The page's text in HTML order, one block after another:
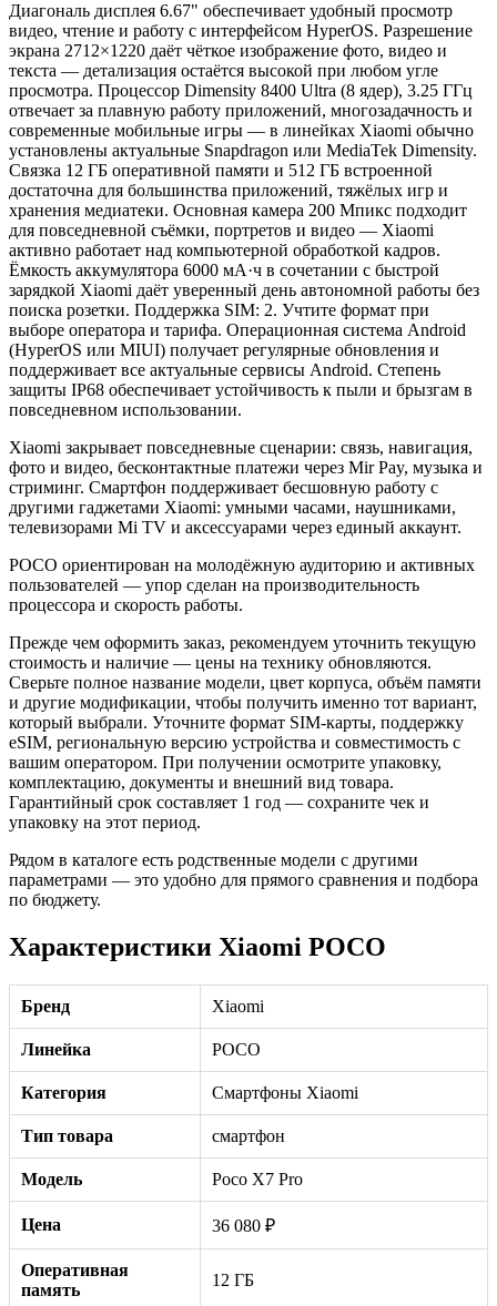
Диагональ дисплея 6.67" обеспечивает удобный просмотр
видео, чтение и работу с интерфейсом HyperOS. Разрешение
экрана 2712×1220 даёт чёткое изображение фото, видео и
текста — детализация остаётся высокой при любом угле
просмотра. Процессор Dimensity 8400 Ultra (8 ядер), 3.25 ГГц
отвечает за плавную работу приложений, многозадачность и
современные мобильные игры — в линейках Xiaomi обычно
установлены актуальные Snapdragon или MediaTek Dimensity.
Связка 12 ГБ оперативной памяти и 512 ГБ встроенной
достаточна для большинства приложений, тяжёлых игр и
хранения медиатеки. Основная камера 200 Мпикс подходит
для повседневной съёмки, портретов и видео — Xiaomi
активно работает над компьютерной обработкой кадров.
Ёмкость аккумулятора 6000 мА·ч в сочетании с быстрой
зарядкой Xiaomi даёт уверенный день автономной работы без
поиска розетки. Поддержка SIM: 2. Учтите формат при
выборе оператора и тарифа. Операционная система Android
(HyperOS или MIUI) получает регулярные обновления и
поддерживает все актуальные сервисы Android. Степень
защиты IP68 обеспечивает устойчивость к пыли и брызгам в
повседневном использовании.
Xiaomi закрывает повседневные сценарии: связь, навигация,
фото и видео, бесконтактные платежи через Mir Pay, музыка и
стриминг. Смартфон поддерживает бесшовную работу с
другими гаджетами Xiaomi: умными часами, наушниками,
телевизорами Mi TV и аксессуарами через единый аккаунт.
POCO ориентирован на молодёжную аудиторию и активных
пользователей — упор сделан на производительность
процессора и скорость работы.
Прежде чем оформить заказ, рекомендуем уточнить текущую
стоимость и наличие — цены на технику обновляются.
Сверьте полное название модели, цвет корпуса, объём памяти
и другие модификации, чтобы получить именно тот вариант,
который выбрали. Уточните формат SIM-карты, поддержку
eSIM, региональную версию устройства и совместимость с
вашим оператором. При получении осмотрите упаковку,
комплектацию, документы и внешний вид товара.
Гарантийный срок составляет 1 год — сохраните чек и
упаковку на этот период.
Рядом в каталоге есть родственные модели с другими
параметрами — это удобно для прямого сравнения и подбора
по бюджету.
Характеристики Xiaomi POCO
Бренд Xiaomi
Линейка POCO
Категория Смартфоны Xiaomi
Тип товара смартфон
Модель Poco X7 Pro
Цена 36 080 ₽
Оперативная
память
12 ГБ